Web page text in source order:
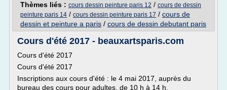
Thèmes liés : cours dessin peinture paris 12 / cours de dessin
peinture paris 14 / cours dessin peinture paris 17 / cours de
dessin et peinture a paris / cours de dessin debutant paris
Cours d'été 2017 - beauxartsparis.com
Cours d'été 2017
Cours d'été 2017
Inscriptions aux cours d'été : le 4 mai 2017, auprès du
bureau des cours pour adultes, de 10 h à 14 h.